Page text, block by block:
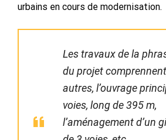
urbains en cours de modernisation.
Les travaux de la
du projet
autres, l’ouvrage
voies, long de 395 m,
l’aménagement d’un